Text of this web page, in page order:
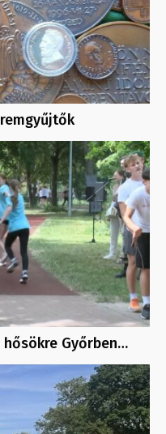
Győrben…